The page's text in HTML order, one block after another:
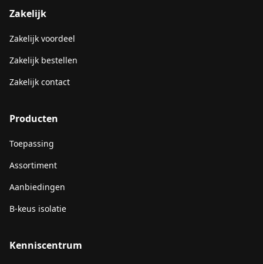
Zakelijk
Zakelijk voordeel
Zakelijk bestellen
Zakelijk contact
Producten
Toepassing
Assortiment
Aanbiedingen
B-keus isolatie
Kenniscentrum